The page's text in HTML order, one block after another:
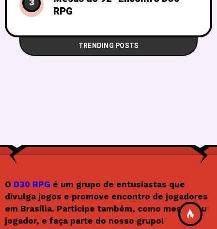
3
RPG
TRENDING POSTS
O D30 RPG é um grupo de entusiastas que
divulga jogos e promove encontro de jogadores
em Brasília. Participe também, como mestre ou
jogador, e faça parte do nosso grupo!